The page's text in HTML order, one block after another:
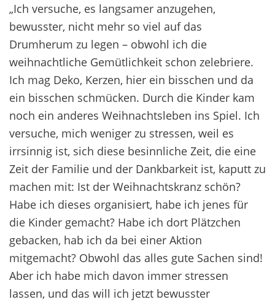
„Ich versuche, es langsamer anzugehen,
bewusster, nicht mehr so viel auf das
Drumherum zu legen – obwohl ich die
weihnachtliche Gemütlichkeit schon zelebriere.
Ich mag Deko, Kerzen, hier ein bisschen und da
ein bisschen schmücken. Durch die Kinder kam
noch ein anderes Weihnachtsleben ins Spiel. Ich
versuche, mich weniger zu stressen, weil es
irrsinnig ist, sich diese besinnliche Zeit, die eine
Zeit der Familie und der Dankbarkeit ist, kaputt zu
machen mit: Ist der Weihnachtskranz schön?
Habe ich dieses organisiert, habe ich jenes für
die Kinder gemacht? Habe ich dort Plätzchen
gebacken, hab ich da bei einer Aktion
mitgemacht? Obwohl das alles gute Sachen sind!
Aber ich habe mich davon immer stressen
lassen, und das will ich jetzt bewusster